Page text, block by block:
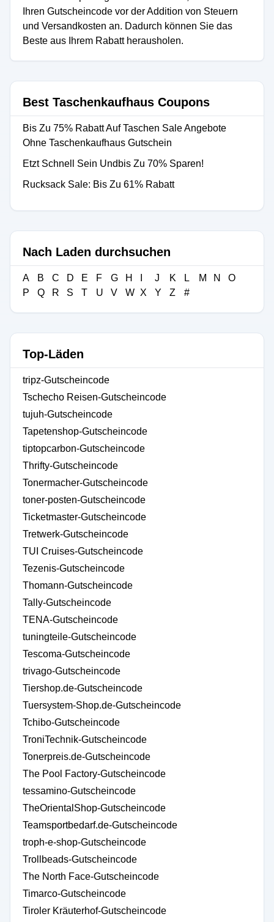
Ihren Gutscheincode vor der Addition von Steuern
und Versandkosten an. Dadurch können Sie das
Beste aus Ihrem Rabatt herausholen.
Best Taschenkaufhaus Coupons
Bis Zu 75% Rabatt Auf Taschen Sale Angebote
Ohne Taschenkaufhaus Gutschein
Etzt Schnell Sein Undbis Zu 70% Sparen!
Rucksack Sale: Bis Zu 61% Rabatt
Nach Laden durchsuchen
A B C D E F G H J K L M N
O
P
Q R S T U V W X Y Z #
Top-Läden
tripz-Gutscheincode
Tschecho Reisen-Gutscheincode
tujuh-Gutscheincode
Tapetenshop-Gutscheincode
tiptopcarbon-Gutscheincode
Thrifty-Gutscheincode
Tonermacher-Gutscheincode
toner-posten-Gutscheincode
Ticketmaster-Gutscheincode
Tretwerk-Gutscheincode
TUI Cruises-Gutscheincode
Tezenis-Gutscheincode
Thomann-Gutscheincode
Tally-Gutscheincode
TENA-Gutscheincode
tuningteile-Gutscheincode
Tescoma-Gutscheincode
trivago-Gutscheincode
Tiershop.de-Gutscheincode
Tuersystem-Shop.de-Gutscheincode
Tchibo-Gutscheincode
TroniTechnik-Gutscheincode
Tonerpreis.de-Gutscheincode
The Pool Factory-Gutscheincode
tessamino-Gutscheincode
TheOrientalShop-Gutscheincode
Teamsportbedarf.de-Gutscheincode
troph-e-shop-Gutscheincode
Trollbeads-Gutscheincode
The North Face-Gutscheincode
Timarco-Gutscheincode
Tiroler Kräuterhof-Gutscheincode